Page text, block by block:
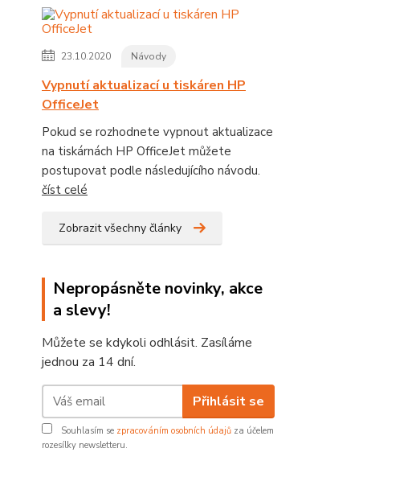
23.10.2020 Návody
Vypnutí aktualizací u tiskáren HP
OfficeJet
Pokud se rozhodnete vypnout aktualizace
na tiskárnách HP OfficeJet můžete
postupovat podle následujícího návodu.
číst celé
Zobrazit všechny články
Nepropásněte novinky, akce
a slevy!
Můžete se kdykoli odhlásit. Zasíláme
jednou za 14 dní.
Přihlásit se
Souhlasím se zpracováním osobních údajů za účelem
rozesílky newsletteru.